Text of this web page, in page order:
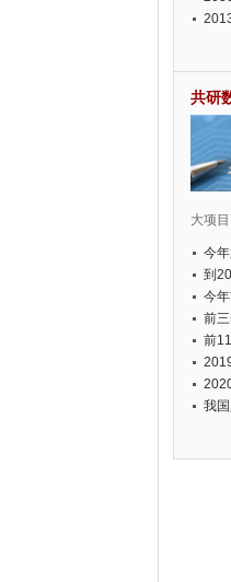
共研
大项
今
国
到
经
今
元
前
以
前
个
币
我